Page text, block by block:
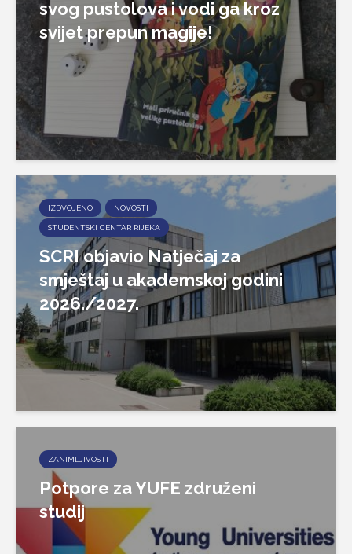
svog pustolova i vodi ga kroz
svijet prepun magije!
IZDVOJENO NOVOSTI
STUDENTSKI CENTAR RIJEKA
SCRI objavio Natječaj za
smještaj u akademskoj godini
2026./2027.
ZANIMLJIVOSTI
Potpore za YUFE združeni
studij